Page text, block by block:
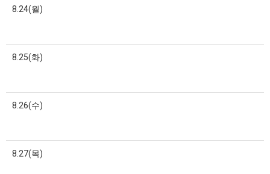
8.24(월)
8.25(화)
8.26(수)
8.27(목)